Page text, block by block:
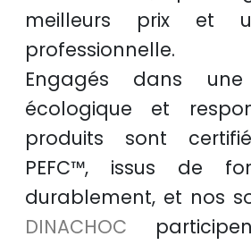
meilleurs prixet
professionnelle.
Engagés dans
écologique et
produits sont
PEFC™, issus de
durablement, et nos
DINACHOC